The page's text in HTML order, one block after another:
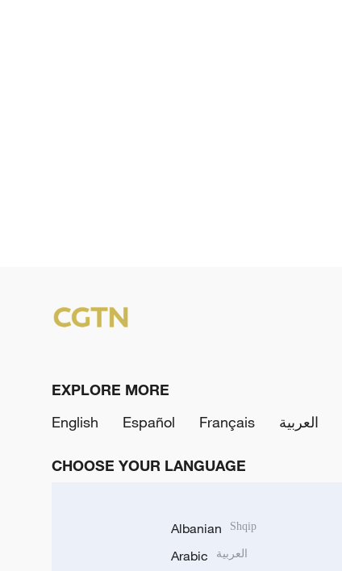
EXPLORE MORE
English
Español Français العربية
CHOOSE YOUR LANGUAGE
Albanian Shqip
Arabic العربية